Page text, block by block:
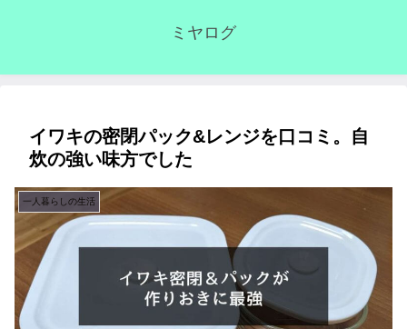
ミヤログ
イワキの密閉パック&レンジを口コミ。自
炊の強い味方でした
一人暮らしの生活